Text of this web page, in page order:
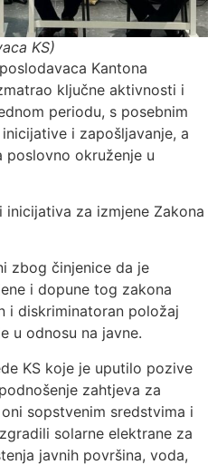
KS)
Kantona
ključne aktivnosti i
periodu, s posebnim
i zapošljavanje, a
poslovno okruženje u
za izmjene Zakona
zbog činjenice da je
i dopune tog zakona
i diskriminatoran položaj
u odnosu na javne.
KS koje je uputilo pozive
zahtjeva za
sopstvenim sredstvima i
solarne elektrane za
javnih površina, voda,